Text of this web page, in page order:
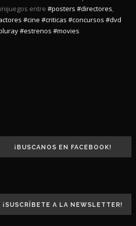
entre #posters #directores,
#cine #criticas #concursos #dvd
#estrenos #movies
¡BUSCANOS EN FACEBOOK!
¡SUSCRÍBETE A LA NEWSLETTER!